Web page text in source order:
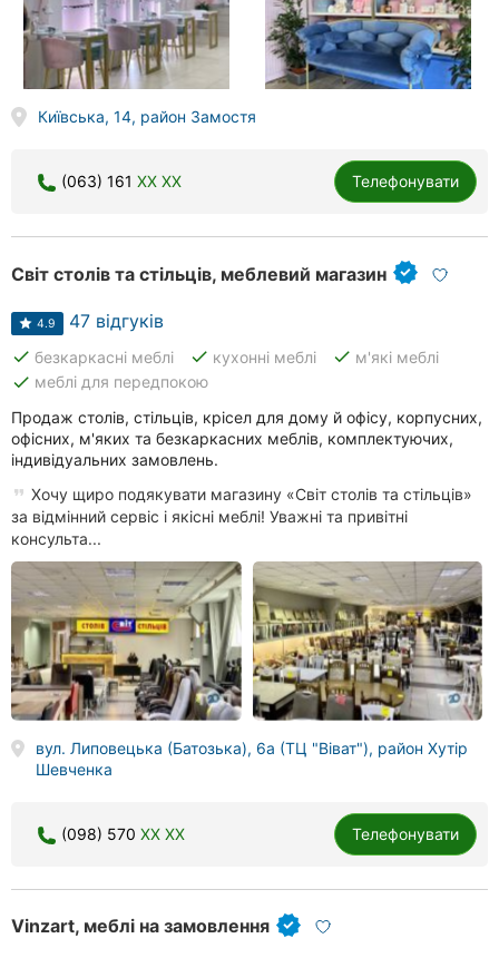
Київська, 14, район Замостя
(063) 161 XX XX Телефонувати
Світ столів та стільців, меблевий магазин
4.9 47 відгуків
done безкаркасні меблі done кухонні меблі done м'які меблі
done меблі для передпокою
Продаж столів, стільців, крісел для дому й офісу, корпусних,
офісних, м'яких та безкаркасних меблів, комплектуючих,
індивідуальних замовлень.
Хочу щиро подякувати магазину «Світ столів та стільців»
за відмінний сервіс і якісні меблі! Уважні та привітні
консульта...
вул. Липовецька (Батозька), 6а (ТЦ "Віват"), район Хутір
Шевченка
(098) 570 XX XX Телефонувати
Vinzart, меблі на замовлення